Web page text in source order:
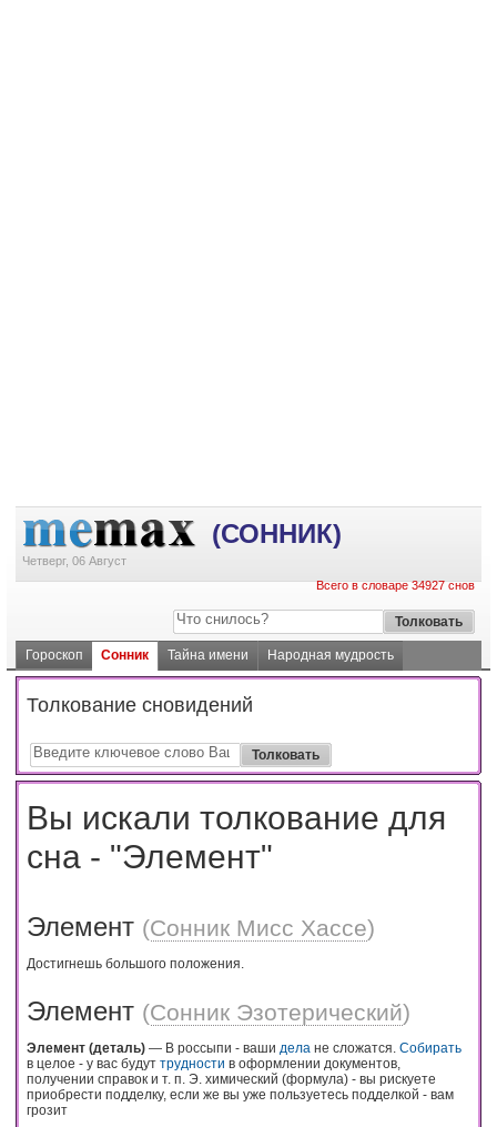
(СОННИК)
Четверг, 06 Август
Всего в словаре 34927 снов
Гороскоп Сонник Тайна имени Народная мудрость
Толкование сновидений
Вы искали толкование для
сна - "Элемент"
Элемент (Сонник Мисс Хассе)
Достигнешь большого положения.
Элемент (Сонник Эзотерический)
Элемент (деталь) — В россыпи - ваши дела не сложатся. Собирать
в целое - у вас будут трудности в оформлении документов,
получении справок и т. п. Э. химический (формула) - вы рискуете
приобрести подделку, если же вы уже пользуетесь подделкой - вам
грозит